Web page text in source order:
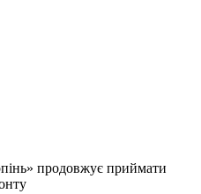
продовжує приймати